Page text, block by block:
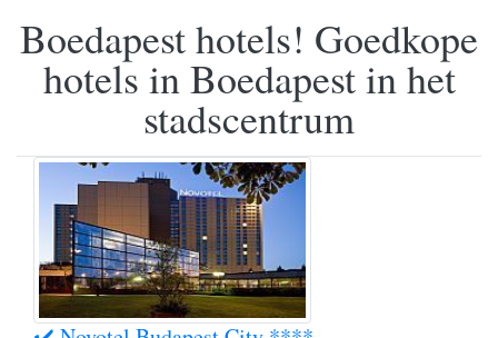
Boedapest hotels! Goedkope
hotels in Boedapest in het
stadscentrum